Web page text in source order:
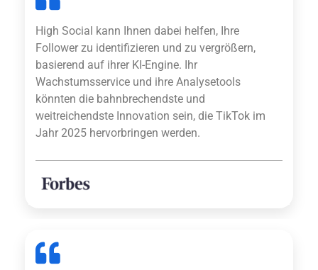
High Social kann Ihnen dabei helfen, Ihre
Follower zu identifizieren und zu vergrößern,
basierend auf ihrer KI-Engine. Ihr
Wachstumsservice und ihre Analysetools
könnten die bahnbrechendste und
weitreichendste Innovation sein, die TikTok im
Jahr 2025 hervorbringen werden.